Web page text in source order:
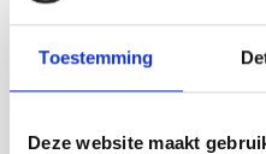
Toestemming
Deze website maakt